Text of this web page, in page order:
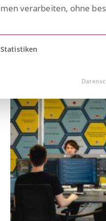
verarbeiten, ohne
erteilt werden
Statistiken